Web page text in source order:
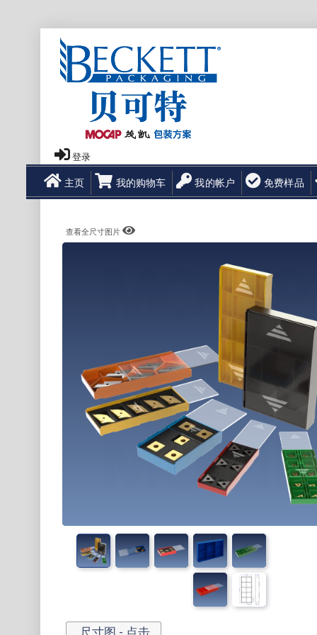
登录
主页 我的购物车 我的帐户 免费样品
查看全尺寸图片
尺寸图 - 点击